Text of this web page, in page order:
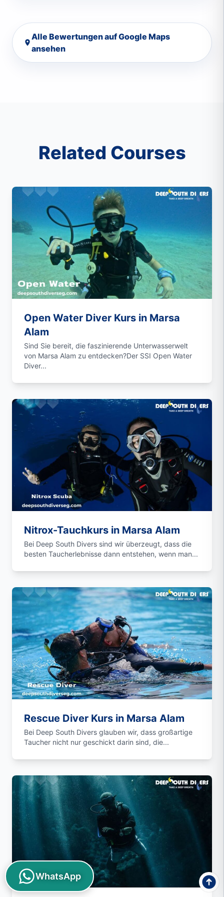
światu pod wodą. Wiele osób zapomina, że
Alle Bewertungen auf Google Maps
ansehen
Related Courses
Open Water Diver Kurs in Marsa
Alam
Sind Sie bereit, die faszinierende Unterwasserwelt
von Marsa Alam zu entdecken?Der SSI Open Water
Diver...
Nitrox-Tauchkurs in Marsa Alam
Bei Deep South Divers sind wir überzeugt, dass die
besten Taucherlebnisse dann entstehen, wenn man...
Rescue Diver Kurs in Marsa Alam
Bei Deep South Divers glauben wir, dass großartige
Taucher nicht nur geschickt darin sind, die...
WhatsApp